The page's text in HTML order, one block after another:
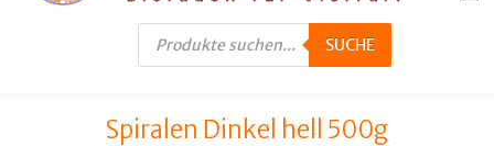
Products
search SUCHE
Spiralen Dinkel hell 500g